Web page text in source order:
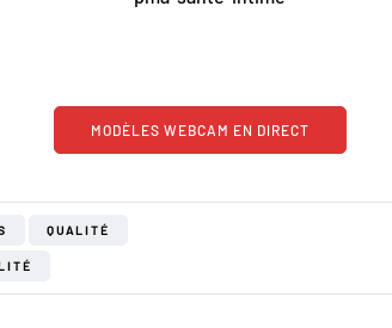
MODÈLES WEBCAM EN DIRECT
QUALITÉ